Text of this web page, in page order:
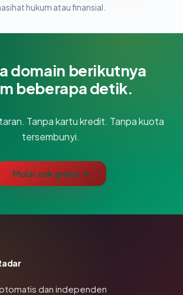
hukum atau finansial.
domain berikutnya
beberapa detik.
Tanpa kartu kredit. Tanpa kuota
tersembunyi.
Mulai cek gratis →
dan independen